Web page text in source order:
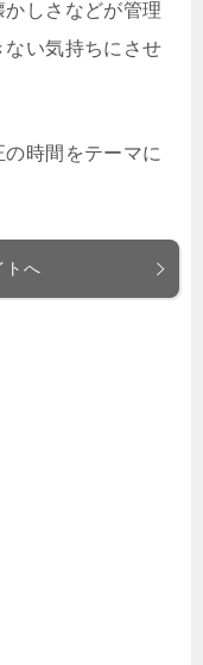
しさなどが管理
ない気持ちにさせ
の時間をテーマに
トへ